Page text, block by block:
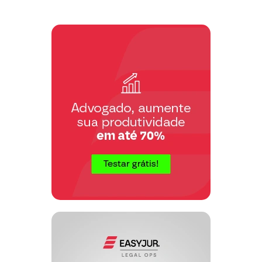
da Carta de 1988, ao espaço de tempo
constitucionais – artigos 195 do corpo
permanente da Carta e 56 do Ato das
Disposições Transitórias – preceito de
lei que, a título de viabilizar o texto
constitucional, toma de empréstimo,
por simples remissão, a disciplina do
FINSOCIAL.
Incompatibilidade manifesta do artigo
9º da Lei nº 7.689/88 com o Diploma
contexto constitucional
CONSTITUIÇÃO. TRIBUTÁRIO.
FINSOCIAL.
ART. 9º DA LEI 7.689/88. VIGÊNCIA
DO D.L. 1.980/82, COM AS